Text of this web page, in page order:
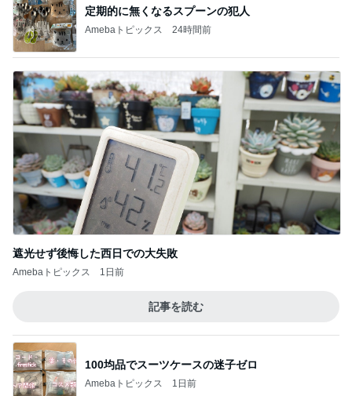
定期的に無くなるスプーンの犯人
Amebaトピックス 24時間前
遮光せず後悔した西日での大失敗
Amebaトピックス 1日前
記事を読む
100均品でスーツケースの迷子ゼロ
Amebaトピックス 1日前